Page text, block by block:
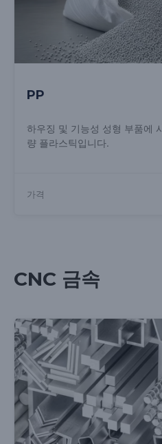
PP
하우징 및 기능성 성형 부품에
량 플라스틱입니다.
가격
CNC 금속